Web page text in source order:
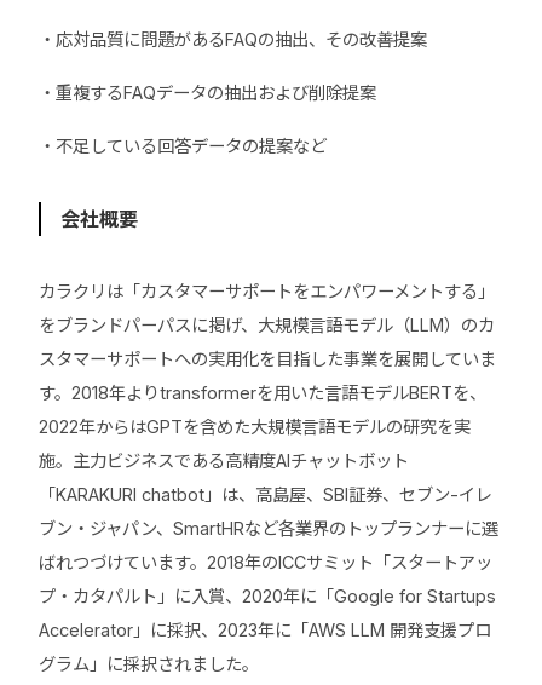
・応対品質に問題があるFAQの抽出、その改善提案
・重複するFAQデータの抽出および削除提案
・不足している回答データの提案など
会社概要
カラクリは「カスタマーサポートをエンパワーメントする」
をブランドパーパスに掲げ、大規模言語モデル（LLM）のカ
スタマーサポートへの実用化を目指した事業を展開していま
す。2018年よりtransformerを用いた言語モデルBERTを、
2022年からはGPTを含めた大規模言語モデルの研究を実
施。主力ビジネスである高精度AIチャットボット
「KARAKURI chatbot」は、高島屋、SBI証券、セブン-イレ
ブン・ジャパン、SmartHRなど各業界のトップランナーに選
ばれつづけています。2018年のICCサミット「スタートアッ
プ・カタパルト」に入賞、2020年に「Google for Startups
Accelerator」に採択、2023年に「AWS LLM 開発支援プロ
グラム」に採択されました。